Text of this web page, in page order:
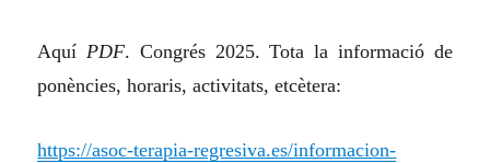
AquíPDF. Congrés 2025. Tota la informació de
ponències, horaris, activitats, etcètera:
https://asoc-terapia-regresiva.es/informacion-